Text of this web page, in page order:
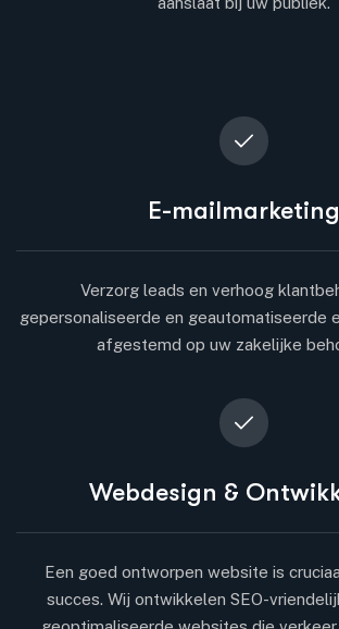
E-mailmarketing
Verzorg leads en verhoog
gepersonaliseerde en geautomatiseerde
afgestemd op uw zakelijke
Webdesign &
Een goed ontworpen website is
succes. Wij ontwikkelen SEO-